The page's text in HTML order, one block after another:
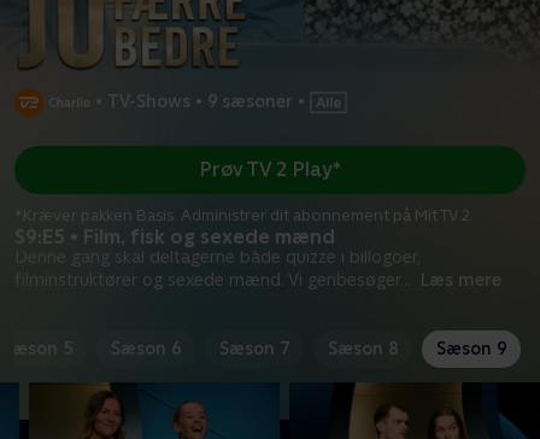
• TV-Shows • 9 sæsoner •
S9:E5 • Film, fisk og sexede mænd
Denne gang skal deltagerne både quizze i billogoer,
filminstruktører og sexede mænd. Vi genbesøger... Læs mere
Prøv TV 2 Play*
*Kræver pakken Basis. Administrer dit abonnement på Mit TV 2.
Sæson 5 Sæson 6 Sæson 7 Sæson 8 Sæson 9